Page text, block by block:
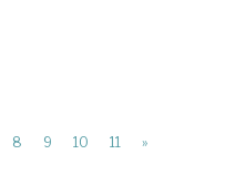
8 9 10 11 »